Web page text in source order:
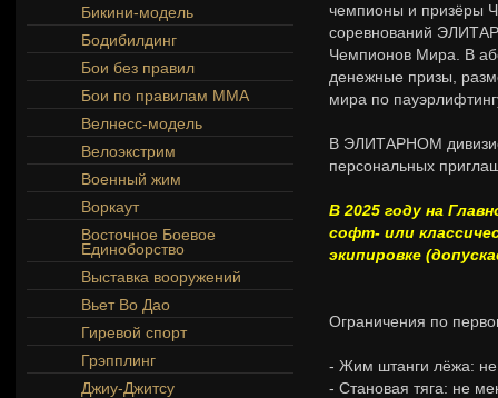
Бикини-модель
Бодибилдинг
Бои без правил
Бои по правилам ММА
Велнесс-модель
Велоэкстрим
Военный жим
Воркаут
Восточное Боевое
Единоборство
Выставка вооружений
Вьет Во Дао
Гиревой спорт
Грэпплинг
Джиу-Джитсу
чемпионы и призёры
соревнований
Чемпионов Мира. В
денежные призы,
мира по
В ЭЛИТАРНОМ
персональных
В 2025 году на
софт- или
экипировке
Ограничения по
- Жим штанги лёжа: не
- Становая тяга: не